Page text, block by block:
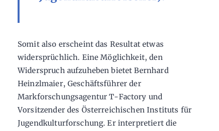
Somit also erscheint das Resultat etwas
widersprüchlich. Eine Möglichkeit, den
Widerspruch aufzuheben bietet Bernhard
Heinzlmaier, Geschäftsführer der
Markforschungsagentur T-Factory und
Vorsitzender des Österreichischen Instituts für
Jugendkulturforschung. Er interpretiert die